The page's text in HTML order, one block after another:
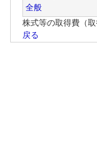
全般
株式等の取得費（
戻る